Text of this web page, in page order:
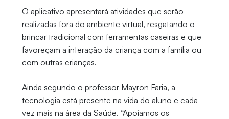
O aplicativo apresentará atividades que serão
realizadas fora do ambiente virtual, resgatando o
brincar tradicional com ferramentas caseiras e que
favoreçam a interação da criança com a família ou
com outras crianças.
Ainda segundo o professor Mayron Faria, a
tecnologia está presente na vida do aluno e cada
vez mais na área da Saúde. “Apoiamos os